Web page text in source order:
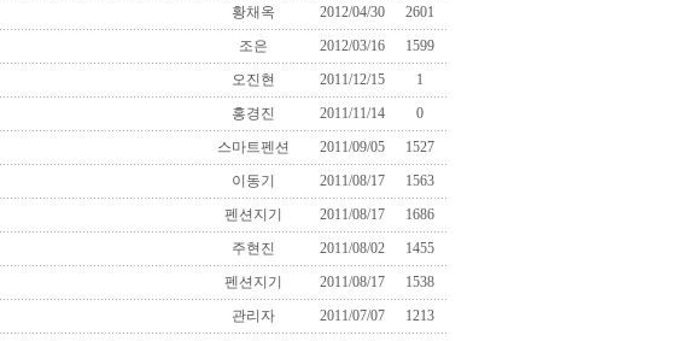
황채옥 2012/04/30
2601
조은 2012/03/16
1599
오진현 2011/12/15
1
홍경진 2011/11/14
0
스마트펜션 2011/09/05
1527
이동기 2011/08/17
1563
펜션지기 2011/08/17
1686
주현진 2011/08/02
1455
펜션지기 2011/08/17
1538
관리자 2011/07/07 1213